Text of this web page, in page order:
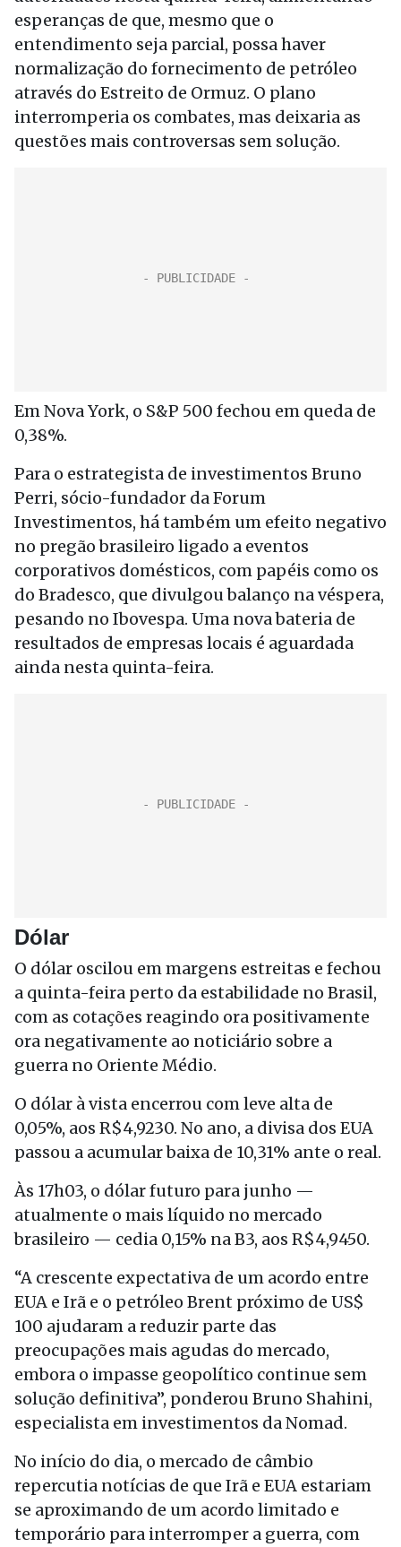
esperanças de que, mesmo que o
entendimento seja parcial, possa haver
normalização do fornecimento de petróleo
através do Estreito de Ormuz. O plano
interromperia os combates, mas deixaria as
questões mais controversas sem solução.
Em Nova York, o S&P 500 fechou em queda de
0,38%.
Para o estrategista de investimentos Bruno
Perri, sócio-fundador da Forum
Investimentos, há também um efeito negativo
no pregão brasileiro ligado a eventos
corporativos domésticos, com papéis como os
do Bradesco, que divulgou balanço na véspera,
pesando no Ibovespa. Uma nova bateria de
resultados de empresas locais é aguardada
ainda nesta quinta-feira.
Dólar
O dólar oscilou em margens estreitas e fechou
a quinta-feira perto da estabilidade no Brasil,
com as cotações reagindo ora positivamente
ora negativamente ao noticiário sobre a
guerra no Oriente Médio.
O dólar à vista encerrou com leve alta de
0,05%, aos R$4,9230. No ano, a divisa dos EUA
passou a acumular baixa de 10,31% ante o real.
Às 17h03, o dólar futuro para junho —
atualmente o mais líquido no mercado
brasileiro — cedia 0,15% na B3, aos R$4,9450.
“A crescente expectativa de um acordo entre
EUA e Irã e o petróleo Brent próximo de US$
100 ajudaram a reduzir parte das
preocupações mais agudas do mercado,
embora o impasse geopolítico continue sem
solução definitiva”, ponderou Bruno Shahini,
especialista em investimentos da Nomad.
No início do dia, o mercado de câmbio
repercutia notícias de que Irã e EUA estariam
se aproximando de um acordo limitado e
temporário para interromper a guerra, com